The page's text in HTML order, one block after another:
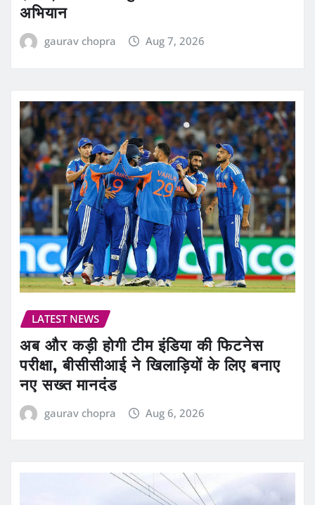
अभियान
gaurav chopra Aug 7, 2026
LATEST NEWS
अब और कड़ी होगी टीम इंडिया की फिटनेस
परीक्षा, बीसीसीआई ने खिलाड़ियों के लिए बनाए
नए सख्त मानदंड
gaurav chopra Aug 6, 2026